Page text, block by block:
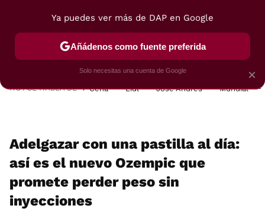
POSTRES VIAJES SELECCIÓN VEGUI
HOY SE HABLA DE Cena Lidl José Andrés Mundial
Adelgazar con una pastilla al día:
así es el nuevo Ozempic que
promete perder peso sin
inyecciones
×
Ya puedes ver más de DAP en Google
Añádenos como fuente preferida
Solo necesitas una cuenta de Google